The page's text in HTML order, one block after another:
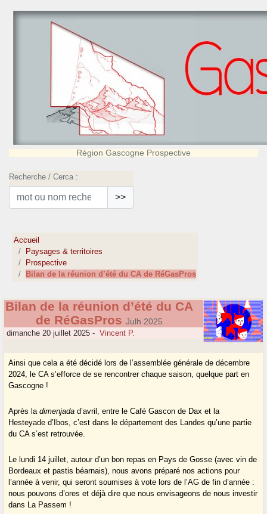
Région Gascogne Prospective
Recherche / Cerca :
>>
Accueil
Paysages & territoires
Prospective
Bilan de la réunion d’été du CA de RéGasPros
Bilan de la réunion d’été du CA
de RéGasPros Julh 2025
dimanche 20 juillet 2025 - Vincent P.
Ainsi que cela a été décidé lors de l’assemblée générale de décembre
2024, le CA s’efforce de se rencontrer chaque saison, quelque part en
Gascogne !
Après ladimenjada d’avril, entre le Café Gascon de Dax et la
Hesteyade d’Ibos, c’est dans le département des Landes qu’une partie
du CA s’est retrouvée.
Le lundi 14 juillet, autour d’un bon repas en Pays de Gosse (avec vin de
Bordeaux et pastis béarnais), nous avons préparé nos actions pour
l’année à venir, qui seront soumises à vote lors de l’AG de fin d’année :
nous pouvons d’ores et déjà dire que nous envisageons de nous investir
dans La Passem !